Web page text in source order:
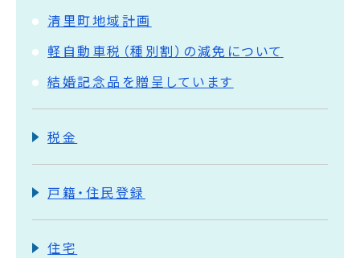
清里町地域計画
軽自動車税（種別割）の減免について
結婚記念品を贈呈しています
税金
戸籍・住民登録
住宅